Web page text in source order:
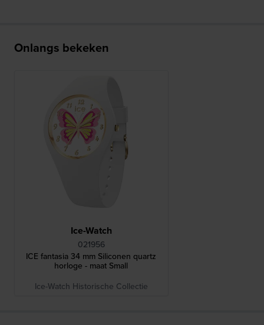
Onlangs bekeken
Ice-Watch
021956
ICE fantasia 34 mm Siliconen quartz
horloge - maat Small
Ice-Watch Historische Collectie